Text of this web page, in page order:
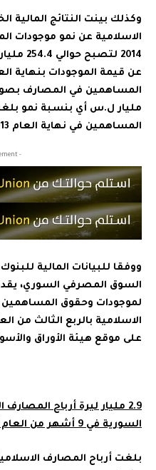
وكذلك بينت النتائج المالية
المساهمين في نهاية العام 2013.
- Advertisement -
ووفقا للبيانات المالية
السوق المصرفي السوري،
لموجودات وحقوق المساهمين
على موقع هيئة الأوراق
2.9 مليار ليرة أرباح
السورية في 9 أشهر من العام 2014
بلغت أرباح المصارف